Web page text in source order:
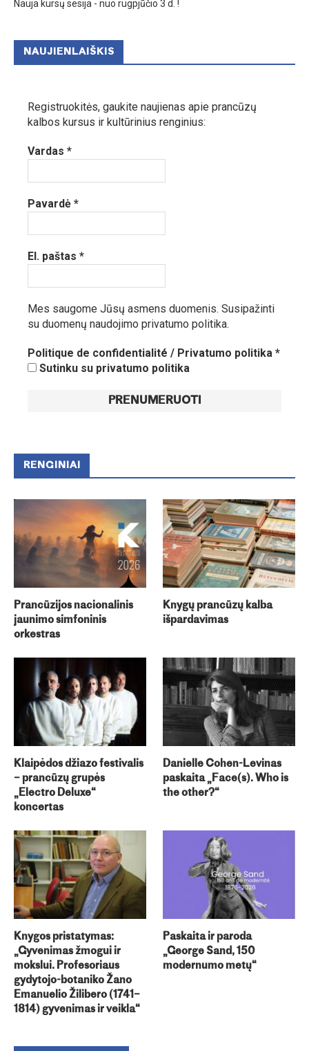
Nauja kursų sesija - nuo rugpjūčio 3 d. !
NAUJIENLAIŠKIS
Registruokitės, gaukite naujienas apie prancūzų
kalbos kursus ir kultūrinius renginius:
Vardas *
Pavardė *
El. paštas *
Mes saugome Jūsų asmens duomenis. Susipažinti
su duomenų naudojimo privatumo politika.
Politique de confidentialité / Privatumo politika *
Sutinku su privatumo politika
RENGINIAI
Prancūzijos nacionalinis
jaunimo simfoninis
orkestras
Knygų prancūzų kalba
išpardavimas
Klaipėdos džiazo festivalis
– prancūzų grupės
„Electro Deluxe“
koncertas
Danielle Cohen-Levinas
paskaita „Face(s). Who is
the other?“
Knygos pristatymas:
„Gyvenimas žmogui ir
mokslui. Profesoriaus
gydytojo-botaniko Žano
Emanuelio Žilibero (1741–
1814) gyvenimas ir veikla“
Paskaita ir paroda
„George Sand, 150
modernumo metų“